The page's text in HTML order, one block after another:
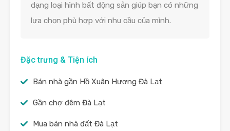
dạng loại hình bất động sản giúp bạn có những
lựa chọn phù hợp với nhu cầu của mình.
Đặc trưng & Tiện ích
Bán nhà gần Hồ Xuân Hương Đà Lạt
Gần chợ đêm Đà Lạt
Mua bán nhà đất Đà Lạt